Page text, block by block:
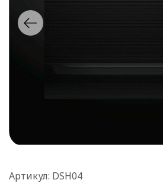
Артикул: DSH04